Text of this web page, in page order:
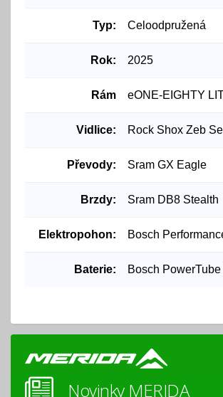
Typ: Celoodpružená
Rok: 2025
Rám eONE-EIGHTY
Vidlice: Rock Shox Zeb
Převody: Sram GX Eagle
Brzdy: Sram DB8 Stealth
Elektropohon: Bosch
Baterie: Bosch
Novinky MERIDA